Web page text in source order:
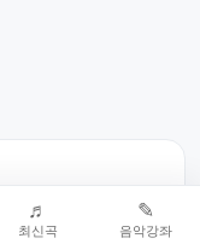
을 수 있는 음악 정보
♬
최신곡
✎
음악강좌